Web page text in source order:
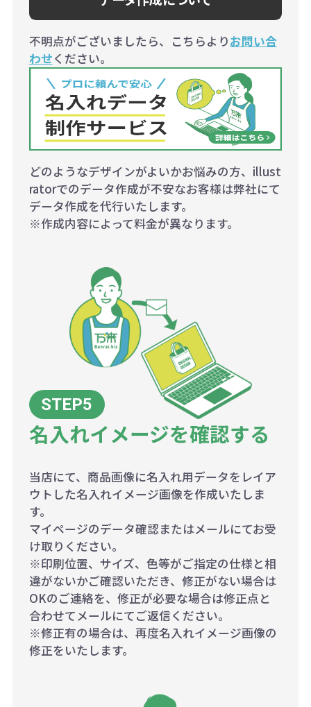
不明点がございましたら、こちらよりお問い合
わせください。
どのようなデザインがよいかお悩みの方、illust
ratorでのデータ作成が不安なお客様は弊社にて
データ作成を代行いたします。
※作成内容によって料金が異なります。
名入れイメージを確認する
当店にて、商品画像に名入れ用データをレイア
ウトした名入れイメージ画像を作成いたしま
す。
マイページのデータ確認またはメールにてお受
け取りください。
※印刷位置、サイズ、色等がご指定の仕様と相
違がないかご確認いただき、修正がない場合は
OKのご連絡を、修正が必要な場合は修正点と
合わせてメールにてご返信ください。
※修正有の場合は、再度名入れイメージ画像の
修正をいたします。